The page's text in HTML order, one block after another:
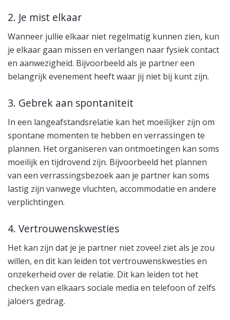
2. Je mist elkaar
Wanneer jullie elkaar niet regelmatig kunnen zien, kun
je elkaar gaan missen en verlangen naar fysiek contact
en aanwezigheid. Bijvoorbeeld als je partner een
belangrijk evenement heeft waar jij niet bij kunt zijn.
3. Gebrek aan spontaniteit
In een langeafstandsrelatie kan het moeilijker zijn om
spontane momenten te hebben en verrassingen te
plannen. Het organiseren van ontmoetingen kan soms
moeilijk en tijdrovend zijn. Bijvoorbeeld het plannen
van een verrassingsbezoek aan je partner kan soms
lastig zijn vanwege vluchten, accommodatie en andere
verplichtingen.
4. Vertrouwenskwesties
Het kan zijn dat je je partner niet zoveel ziet als je zou
willen, en dit kan leiden tot vertrouwenskwesties en
onzekerheid over de relatie. Dit kan leiden tot het
checken van elkaars sociale media en telefoon of zelfs
jaloers gedrag.